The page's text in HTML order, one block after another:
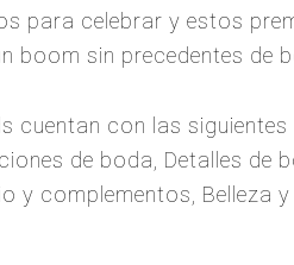
para celebrar y estos
boom sin precedentes de
cuentan con las
de boda, Detalles de
y complementos, Belleza